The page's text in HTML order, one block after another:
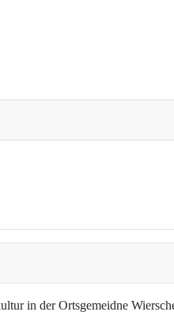
in der Ortsgemeidne